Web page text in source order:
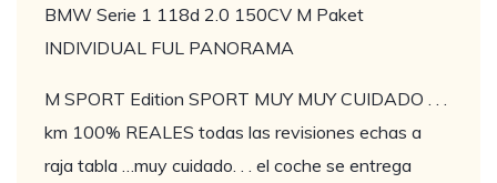
BMW Serie 1 118d 2.0 150CV M Paket
INDIVIDUAL FUL PANORAMA
M SPORT Edition SPORT MUY MUY CUIDADO . . .
km 100% REALES todas las revisiones echas a
raja tabla …muy cuidado. . . el coche se entrega